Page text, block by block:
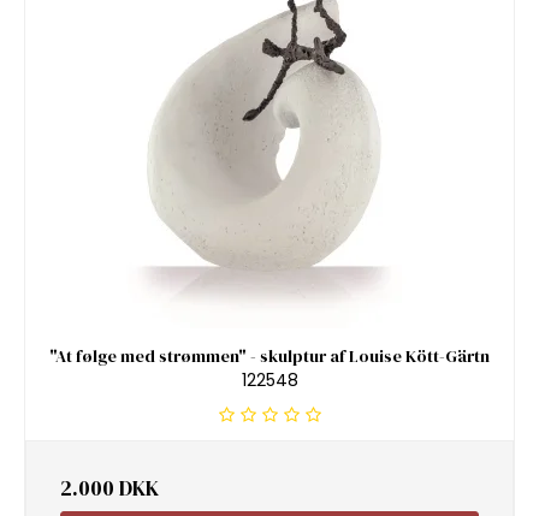
"At følge med strømmen" - skulptur af Louise Kött-Gärtn
122548
2.000 DKK